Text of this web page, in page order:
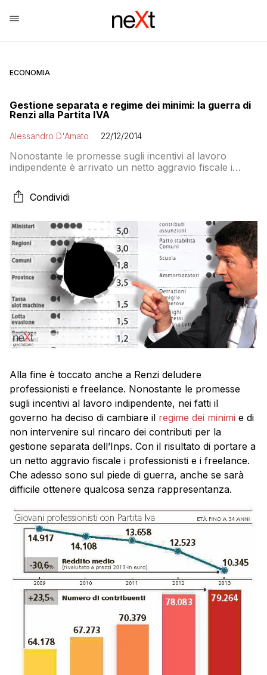
ECONOMIA
Gestione separata e regime dei minimi: la guerra di
Renzi alla Partita IVA
Alessandro D'Amato 22/12/2014
Nonostante le promesse sugli incentivi al lavoro
indipendente è arrivato un netto aggravio fiscale i
giovani, che già guadagnavano la metà degli anziani
Condividi
Alla fine è toccato anche a Renzi deludere
professionisti e freelance. Nonostante le promesse
sugli incentivi al lavoro indipendente, nei fatti il
governo ha deciso di cambiare il regime dei minimi e di
non intervenire sul rincaro dei contributi per la
gestione separata dell’Inps. Con il risultato di portare a
un netto aggravio fiscale i professionisti e i freelance.
Che adesso sono sul piede di guerra, anche se sarà
difficile ottenere qualcosa senza rappresentanza.